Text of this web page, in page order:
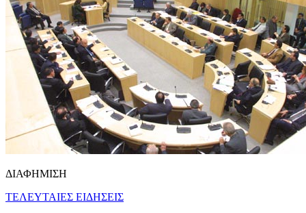
ΔΙΑΦΗΜΙΣΗ
ΤΕΛΕΥΤΑΙΕΣ ΕΙΔΗΣΕΙΣ